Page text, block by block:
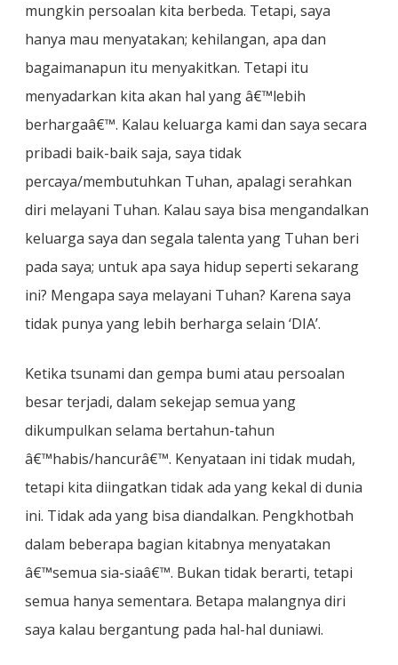
mungkin persoalan kita berbeda. Tetapi, saya
hanya mau menyatakan; kehilangan, apa dan
bagaimanapun itu menyakitkan. Tetapi itu
menyadarkan kita akan hal yang â€™lebih
berhargaâ€™. Kalau keluarga kami dan saya secara
pribadi baik-baik saja, saya tidak
percaya/membutuhkan Tuhan, apalagi serahkan
diri melayani Tuhan. Kalau saya bisa mengandalkan
keluarga saya dan segala talenta yang Tuhan beri
pada saya; untuk apa saya hidup seperti sekarang
ini? Mengapa saya melayani Tuhan? Karena saya
tidak punya yang lebih berharga selain ‘DIA’.
Ketika tsunami dan gempa bumi atau persoalan
besar terjadi, dalam sekejap semua yang
dikumpulkan selama bertahun-tahun
â€™habis/hancurâ€™. Kenyataan ini tidak mudah,
tetapi kita diingatkan tidak ada yang kekal di dunia
ini. Tidak ada yang bisa diandalkan. Pengkhotbah
dalam beberapa bagian kitabnya menyatakan
â€™semua sia-siaâ€™. Bukan tidak berarti, tetapi
semua hanya sementara. Betapa malangnya diri
saya kalau bergantung pada hal-hal duniawi.